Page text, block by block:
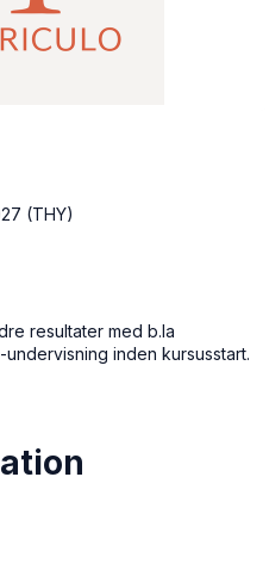
(THY)
resultater med b.la
inden kursusstart.